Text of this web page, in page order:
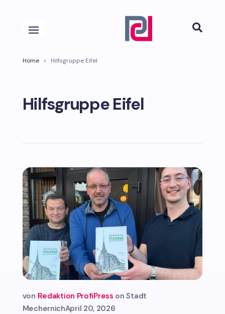

Home > Hilfsgruppe Eifel
Hilfsgruppe Eifel
von Redaktion ProfiPress
Stadt
MechernichApril 20, 2026